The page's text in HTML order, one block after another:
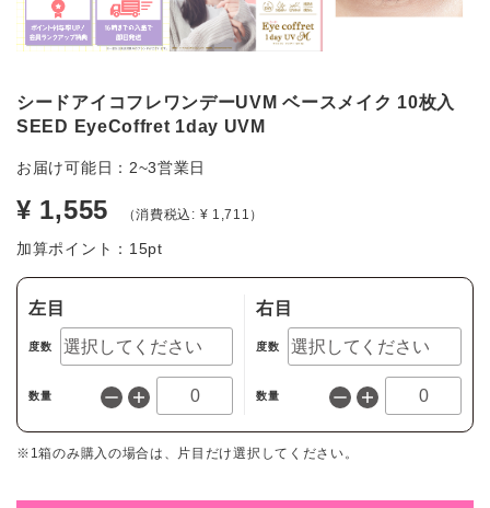
シードアイコフレワンデーUVM ベースメイク 10枚入
SEED EyeCoffret 1day UVM
お届け可能日：2~3営業日
¥ 1,555 （消費税込: ¥ 1,711）
加算ポイント： 15pt
左目
度数
数量
右目
度数
数量
※1箱のみ購入の場合は、片目だけ選択してください。